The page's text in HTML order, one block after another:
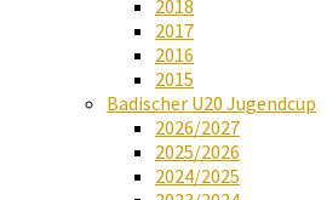
2018
2017
2016
2015
Badischer U20 Jugendcup
2026/2027
2025/2026
2024/2025